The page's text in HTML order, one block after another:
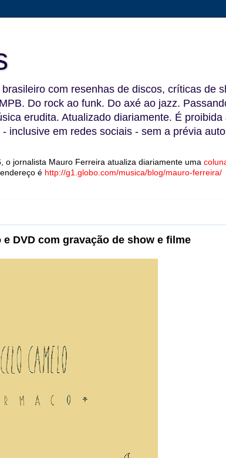
com resenhas de discos, críticas de
Do rock ao funk. Do axé ao jazz.
erudita. Atualizado diariamente. É
inclusive em redes sociais - sem a prévia
o jornalista Mauro Ferreira atualiza diariamente uma
é http://g1.globo.com/musica/blog/mauro-ferreira/
DVD com gravação de show e filme